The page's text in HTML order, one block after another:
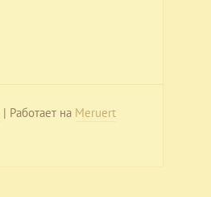
| Работает на Meruert